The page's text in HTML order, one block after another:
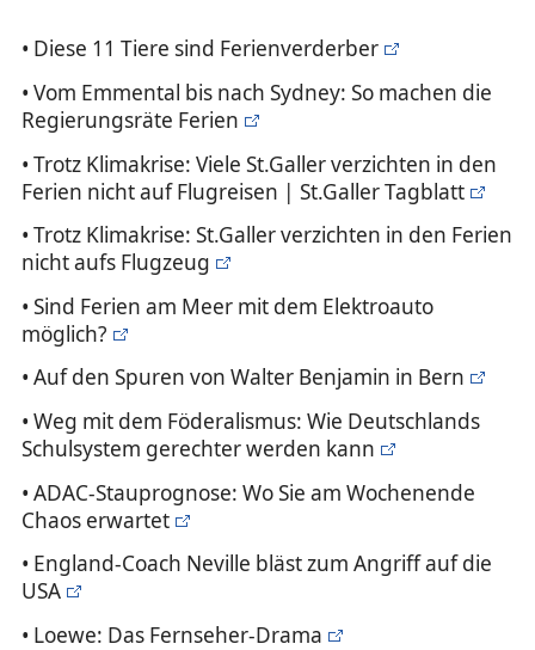
• Diese 11 Tiere sind Ferienverderber
• Vom Emmental bis nach Sydney: So machen die
Regierungsräte Ferien
• Trotz Klimakrise: Viele St.Galler verzichten in den
Ferien nicht auf Flugreisen | St.Galler Tagblatt
• Trotz Klimakrise: St.Galler verzichten in den Ferien
nicht aufs Flugzeug
• Sind Ferien am Meer mit dem Elektroauto
möglich?
• Auf den Spuren von Walter Benjamin in Bern
• Weg mit dem Föderalismus: Wie Deutschlands
Schulsystem gerechter werden kann
• ADAC-Stauprognose: Wo Sie am Wochenende
Chaos erwartet
• England-Coach Neville bläst zum Angriff auf die
USA
• Loewe: Das Fernseher-Drama